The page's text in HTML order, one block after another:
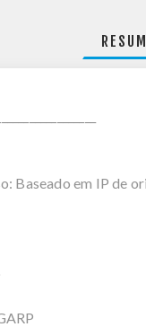
Baseado em IP de